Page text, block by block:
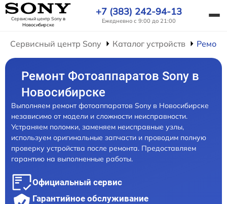
Сервисный центр Sonyв
Новосибирске
+7 (383) 242-94-13
Ежедневно с 9:00 до 21:00
Сервисный центр Sony Каталог устройств
Ремонт Фотоаппаратов Sony в
Новосибирске
Выполняем ремонт фотоаппаратов Sony в Новосибирске
независимо от модели и сложности неисправности.
Устраняем поломки, заменяем неисправные узлы,
используем оригинальные запчасти и проводим полную
проверку устройства после ремонта. Предоставляем
гарантию на выполненные работы.
Официальный сервис
Гарантийное обслуживание